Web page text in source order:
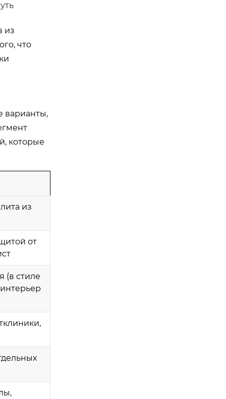
из
что
варианты,
которые
из
от
(в стиле